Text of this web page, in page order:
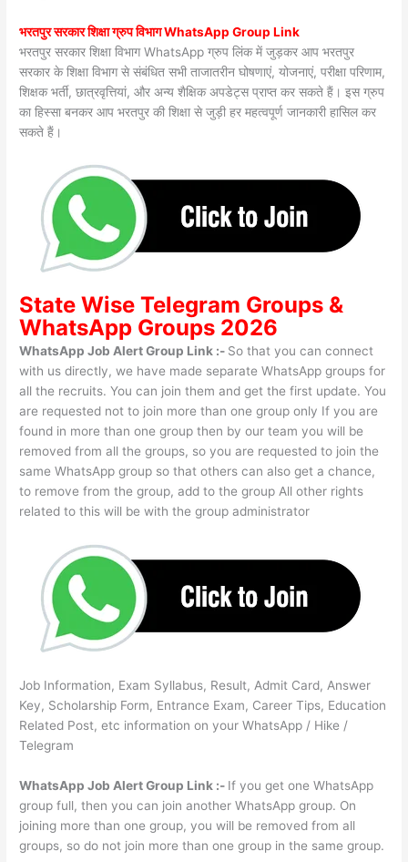
भरतपुर सरकार शिक्षा ग्रुप विभाग WhatsApp Group Link
भरतपुर सरकार शिक्षा विभाग WhatsApp ग्रुप लिंक में जुड़कर आप भरतपुर
सरकार के शिक्षा विभाग से संबंधित सभी ताजातरीन घोषणाएं, योजनाएं, परीक्षा परिणाम,
शिक्षक भर्ती, छात्रवृत्तियां, और अन्य शैक्षिक अपडेट्स प्राप्त कर सकते हैं। इस ग्रुप
का हिस्सा बनकर आप भरतपुर की शिक्षा से जुड़ी हर महत्वपूर्ण जानकारी हासिल कर
सकते हैं।
State WiseTelegram Groups &
WhatsApp Groups 2026
WhatsApp Job Alert Group Link :- So that you can connect
with us directly, we have made separate WhatsApp groups for
all the recruits. You can join them and get the first update. You
are requested not to join more than one group only If you are
found in more than one group then by our team you will be
removed from all the groups, so you are requested to join the
same WhatsApp group so that others can also get a chance,
to remove from the group, add to the group All other rights
related to this will be with the group administrator
Job Information, Exam Syllabus, Result, Admit Card, Answer
Key, Scholarship Form, Entrance Exam, Career Tips, Education
Related Post, etc information on your WhatsApp / Hike /
Telegram
WhatsApp Job Alert Group Link :- If you get one WhatsApp
group full, then you can join another WhatsApp group. On
joining more than one group, you will be removed from all
groups, so do not join more than one group in the same group.